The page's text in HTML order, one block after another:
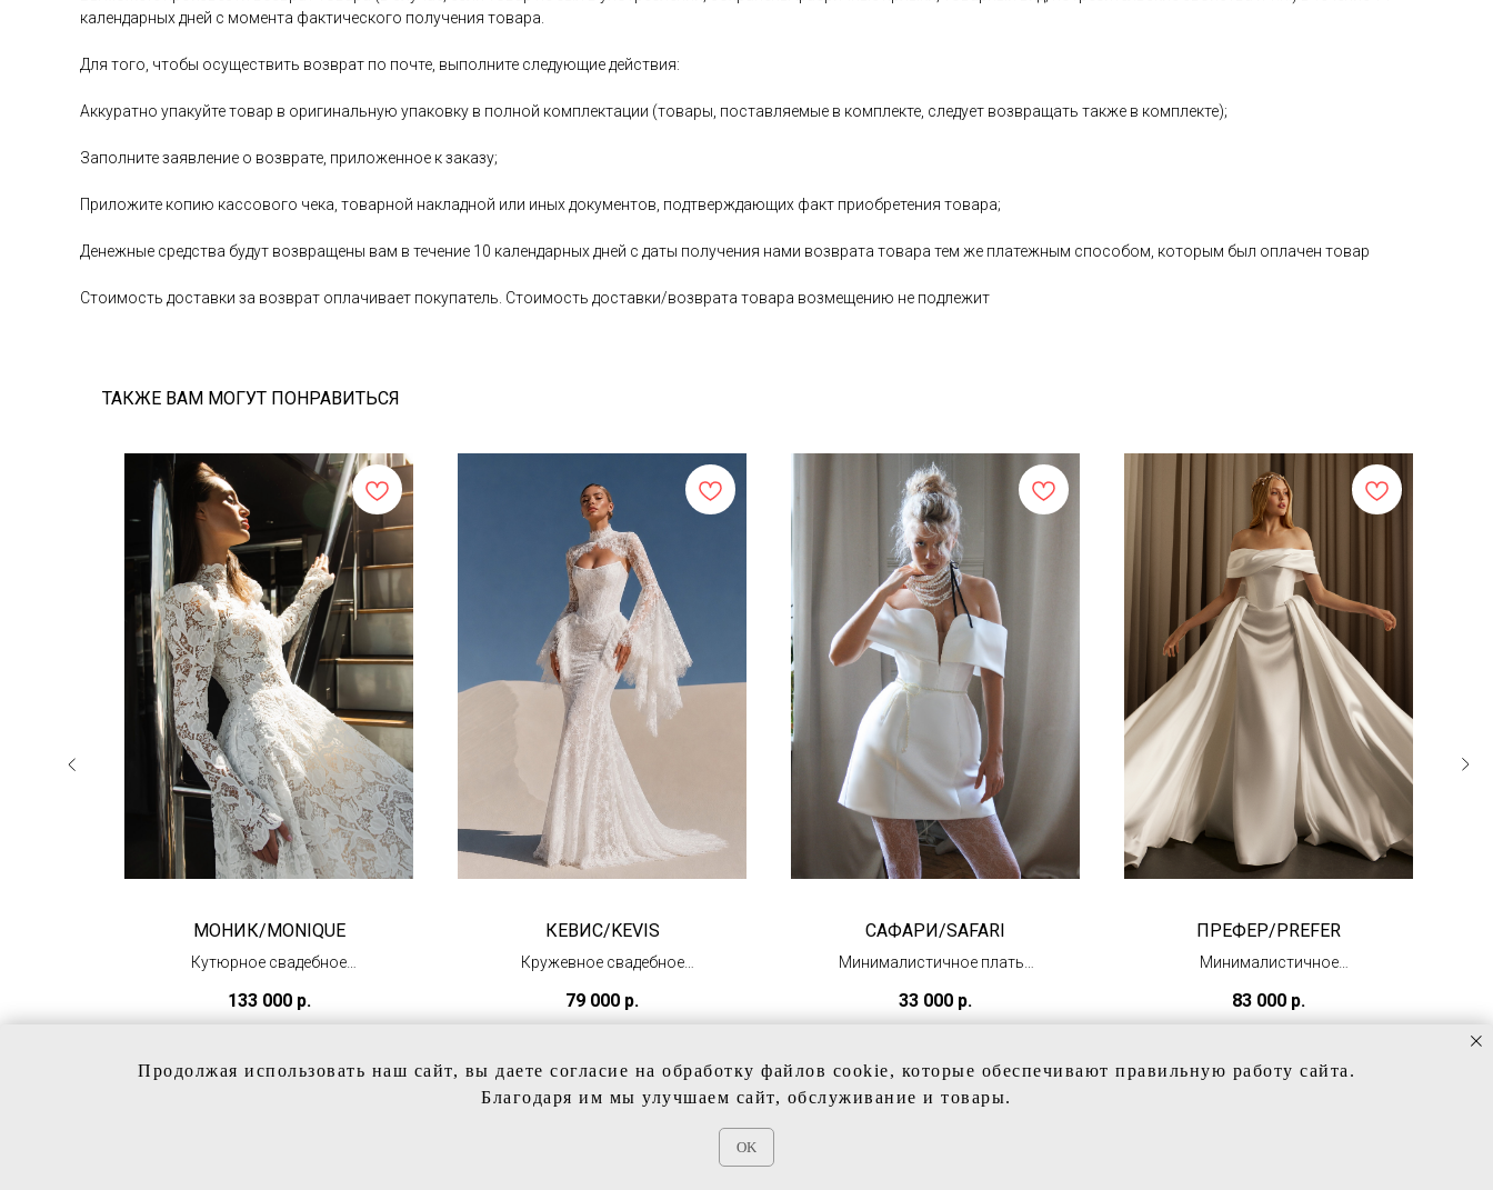
календарных дней с момента фактического получения товара.
Для того, чтобы осуществить возврат по почте, выполните следующие действия:
Аккуратно упакуйте товар в оригинальную упаковку в полной комплектации (товары, поставляемые в комплекте, следует возвращать также в комплекте);
Заполните заявление о возврате, приложенное к заказу;
Приложите копию кассового чека, товарной накладной или иных документов, подтверждающих факт приобретения товара;
Денежные средства будут возвращены вам в течение 10 календарных дней с даты получения нами возврата товара тем же платежным способом, которым был оплачен товар
Стоимость доставки за возврат оплачивает покупатель. Стоимость доставки/возврата товара возмещению не подлежит
ТАКЖЕ ВАМ МОГУТ ПОНРАВИТЬСЯ
МОНИК/MONIQUE
Кутюрное свадебное
(под заказ)
133 000 р.
КЕВИС/KEVIS
Кружевное свадебное
(ожидаем в сентябре)
79 000 р.
САФАРИ/SAFARI
Минималистичное платье
(под заказ)
33 000 р.
ПРЕФЕР/PREFER
Минималистичное
(под заказ)
83 000 р.
Продолжая использовать наш сайт, вы даете согласие на обработку файлов cookie, которые обеспечивают правильную работу сайта.
Благодаря им мы улучшаем сайт, обслуживание и товары.
OK